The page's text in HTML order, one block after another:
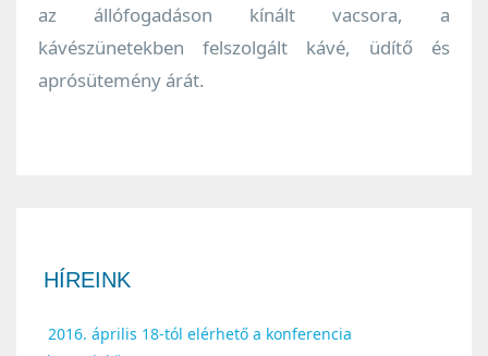
az állófogadáson kínált vacsora, a
kávészünetekben felszolgált kávé, üdítő és
aprósütemény árát.
HÍREINK
2016. április 18-tól elérhető a konferencia